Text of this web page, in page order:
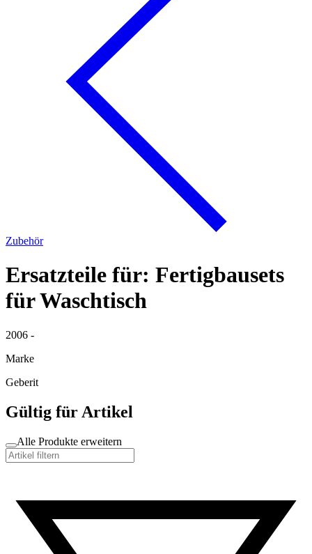
Zubehör
Ersatzteile für: Fertigbausets
für Waschtisch
2006 -
Marke
Geberit
Gültig für Artikel
Alle Produkte erweitern